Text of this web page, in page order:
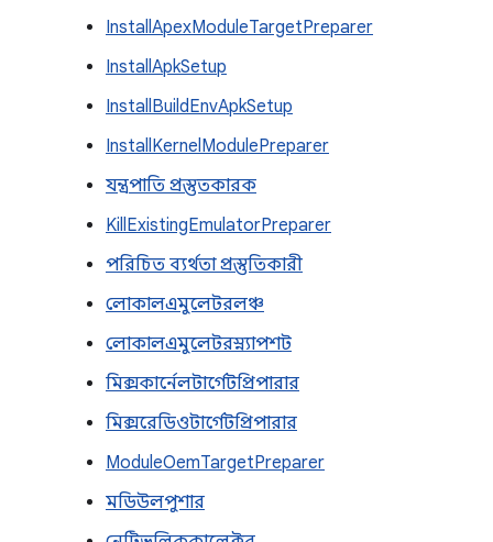
InstallApexModuleTargetPreparer
InstallApkSetup
InstallBuildEnvApkSetup
InstallKernelModulePreparer
যন্ত্রপাতি প্রস্তুতকারক
KillExistingEmulatorPreparer
পরিচিত ব্যর্থতা প্রস্তুতিকারী
লোকালএমুলেটরলঞ্চ
লোকালএমুলেটরস্ন্যাপশট
মিক্সকার্নেলটার্গেটপ্রিপারার
মিক্সরেডিওটার্গেটপ্রিপারার
ModuleOemTargetPreparer
মডিউলপুশার